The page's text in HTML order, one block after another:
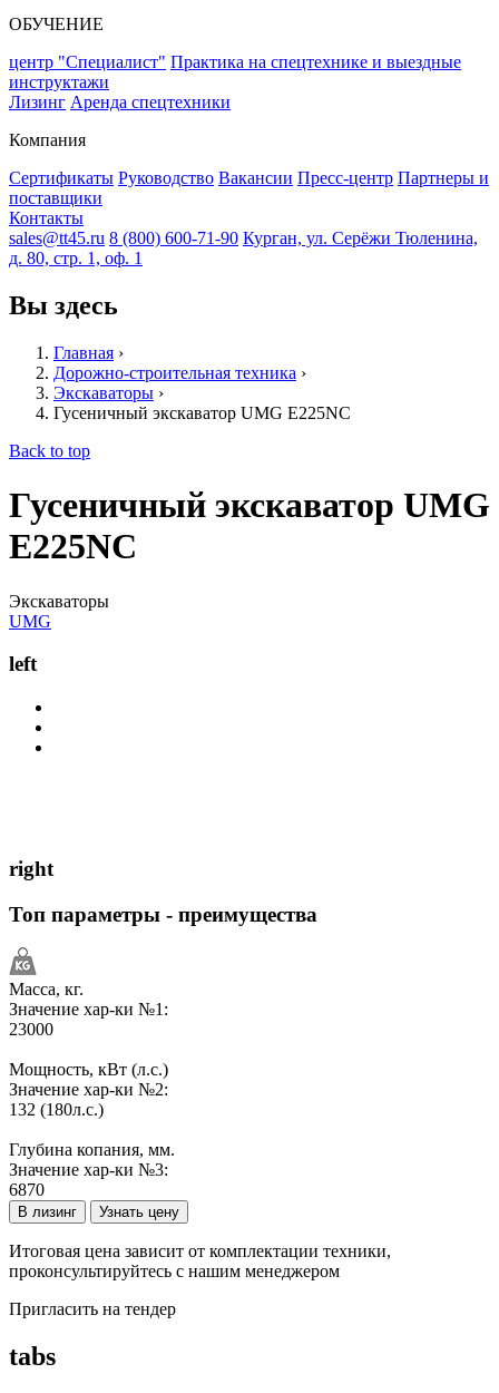
ОБУЧЕНИЕ
центр "Специалист" Практика на спецтехнике и выездные
инструктажи
Лизинг Аренда спецтехники
Компания
Сертификаты Руководство Вакансии Пресс-центр Партнеры и
поставщики
Контакты
sales@tt45.ru 8 (800) 600-71-90 Курган, ул. Серёжи Тюленина,
д. 80, стр. 1, оф. 1
Вы здесь
Главная ›
Дорожно-строительная техника ›
Экскаваторы ›
Гусеничный экскаватор UMG E225NC
Back to top
Гусеничный экскаватор UMG
E225NC
Экскаваторы
UMG
left
right
Топ параметры - преимущества
Масса, кг.
Значение хар-ки №1:
23000
Мощность, кВт (л.с.)
Значение хар-ки №2:
132 (180л.с.)
Глубина копания, мм.
Значение хар-ки №3:
6870
В лизинг Узнать цену
Итоговая цена зависит от комплектации техники,
проконсультируйтесь с нашим менеджером
Пригласить на тендер
tabs